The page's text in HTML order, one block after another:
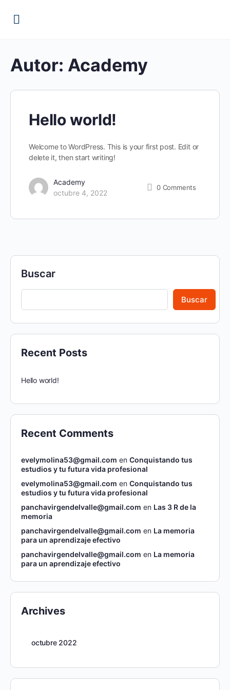
Autor: Academy
Hello world!
Welcome to WordPress. This is your first post. Edit or
delete it, then start writing!
Academy
octubre 4, 2022
0 Comments
Buscar
Buscar
Recent Posts
Hello world!
Recent Comments
evelymolina53@gmail.com en Conquistando tus
estudios y tu futura vida profesional
evelymolina53@gmail.com en Conquistando tus
estudios y tu futura vida profesional
panchavirgendelvalle@gmail.com en Las 3 R de la
memoria
panchavirgendelvalle@gmail.com en La memoria
para un aprendizaje efectivo
panchavirgendelvalle@gmail.com en La memoria
para un aprendizaje efectivo
Archives
octubre 2022